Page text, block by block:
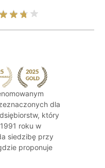
dla
który
roku w
siedzibę przy
proponuje